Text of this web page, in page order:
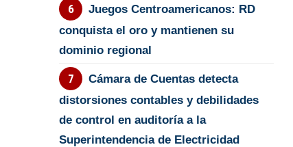
Juegos Centroamericanos: RD
conquista el oro y mantienen su
dominio regional
Cámara de Cuentas detecta
distorsiones contables y debilidades
de control en auditoría a la
Superintendencia de Electricidad